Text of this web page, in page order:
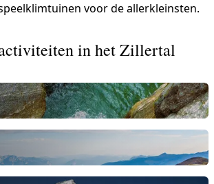
voor de allerkleinsten.
in het Zillertal